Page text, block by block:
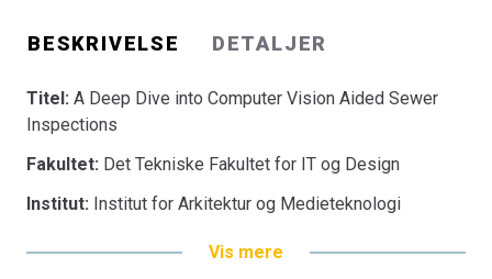
BESKRIVELSE DETALJER
Titel: A Deep Dive into Computer Vision Aided Sewer
Inspections
Fakultet: Det Tekniske Fakultet for IT og Design
Institut: Institut for Arkitektur og Medieteknologi
Vis mere